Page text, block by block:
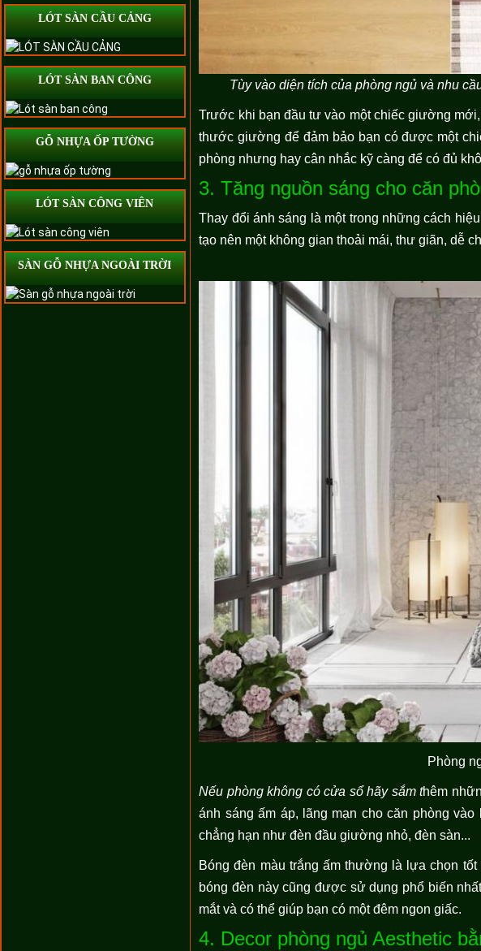
LÓT SÀN CẦU CẢNG
LÓT SÀN BAN CÔNG
GỖ NHỰA ỐP TƯỜNG
LÓT SÀN CÔNG VIÊN
SÀN GỖ NHỰA NGOÀI TRỜI
Tùy vào diện tích của phòng ngủ và nhu
Trước khi bạn đầu tư vào một chiếc giường
thước giường để đảm bảo bạn có được một
phòng nhưng hay cân nhắc kỹ càng để có đủ
3. Tăng nguồn sáng cho căn
Thay đổi ánh sáng là một trong những cách
tạo nên một không gian thoải mái, thư giãn, dễ
Phòng
Nếu phòng không có cửa sổ hãy sắm thêm
ánh sáng ấm áp, lãng mạn cho căn phòng
chẳng hạn như đèn đầu giường nhỏ, đèn sàn...
Bóng đèn màu trắng ấm thường là lựa chọn
bóng đèn này cũng được sử dụng phổ biến
mắt và có thể giúp bạn có một đêm ngon giấc.
4. Decor phòng ngủ Aesthetic